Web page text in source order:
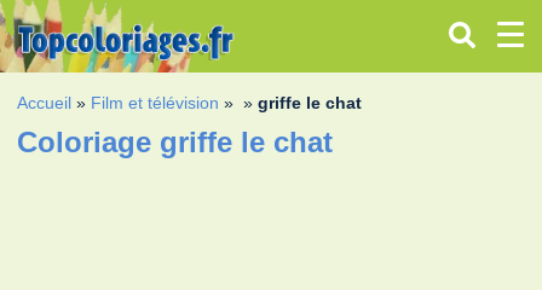
Accueil » Film et télévision » »griffe le chat
Coloriage griffe le chat